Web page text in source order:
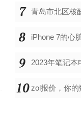
iPhone 7的心
zol报价，你